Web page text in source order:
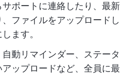
ポートに連絡したり、最新
ファイルをアップロードし
ます。
自動リマインダー、ステータ
ップロードなど、全員に最